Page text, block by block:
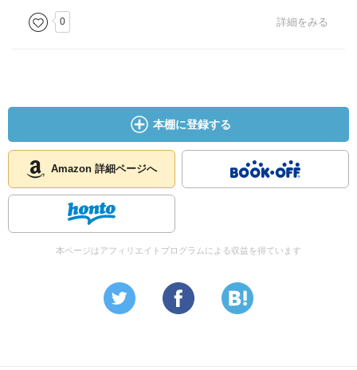
0 詳細をみる
本棚に登録する
Amazon 詳細ページへ
本ページはアフィリエイトプログラムによる収益を得ています